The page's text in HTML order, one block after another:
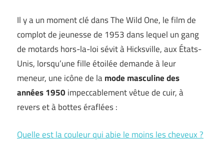
Il y a un moment clé dans The Wild One, le film de
complot de jeunesse de 1953 dans lequel un gang
de motards hors-la-loi sévit à Hicksville, aux États-
Unis, lorsqu’une fille étoilée demande à leur
meneur, une icône de lamode masculine des
années 1950 impeccablement vêtue de cuir, à
revers et à bottes éraflées :
Quelle est la couleur qui abie le moins les cheveux ?